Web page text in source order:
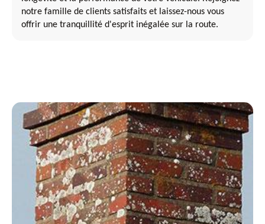
notre famille de clients satisfaits et laissez-nous vous
offrir une tranquillité d'esprit inégalée sur la route.